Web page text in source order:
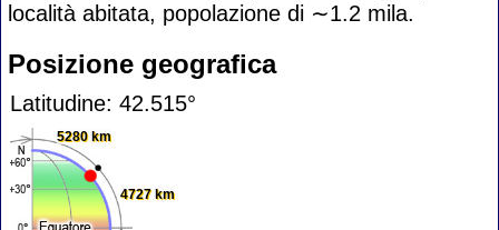
località abitata, popolazione di ∼1.2 mila.
Posizione geografica
Latitudine: 42.515°
5280 km
4727 km